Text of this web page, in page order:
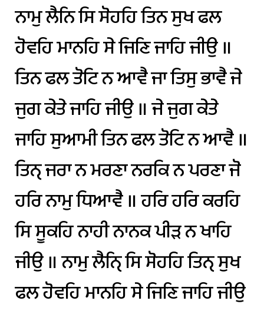
ਨਾਮੁਲੈਨਿਸਿਸੋਹਹਿਤਿਨਸੁਖਫਲ
ਹੋਵਹਿਮਾਨਹਿਸੇਜਿਣਿਜਾਹਿਜੀਉ॥
ਤਿਨਫਲਤੋਟਿਨਆਵੈਜਾਤਿਸੁਭਾਵੈਜੇ
ਜੁਗਕੇਤੇਜਾਹਿਜੀਉ॥ਜੇਜੁਗਕੇਤੇ
ਜਾਹਿਸੁਆਮੀਤਿਨਫਲਤੋਟਿਨਆਵੈ॥
ਤਿਨੑਜਰਾਨਮਰਣਾਨਰਕਿਨਪਰਣਾਜੋ
ਹਰਿਨਾਮੁਧਿਆਵੈ॥ਹਰਿਹਰਿਕਰਹਿ
ਸਿਸੂਕਹਿਨਾਹੀਨਾਨਕਪੀੜਨਖਾਹਿ
ਜੀਉ॥ਨਾਮੁਲੈਨੑਿਸਿਸੋਹਹਿਤਿਨੑਸੁਖ
ਫਲਹੋਵਹਿਮਾਨਹਿਸੇਜਿਣਿਜਾਹਿਜੀਉ